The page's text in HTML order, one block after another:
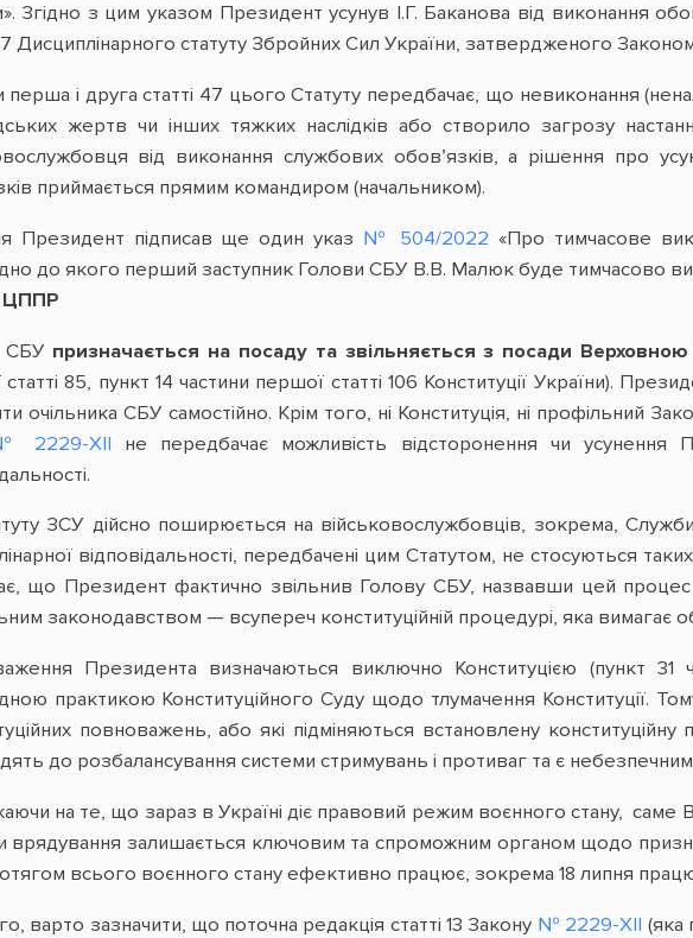
Згідно з цим указом Президент усунув І.Г. Баканова від виконання
Дисциплінарного статуту Збройних Сил України, затвердженого
перша і друга статті 47 цього Статуту передбачає, що невиконання
жертв чи інших тяжких наслідків або створило загрозу
від виконання службових обов’язків, а рішення про
приймається прямим командиром (начальником).
Президент підписав ще один указ № 504/2022 «Про тимчасове
до якого перший заступник Голови СБУ В.В. Малюк буде тимчасово
ЦППР
СБУ призначається на посаду та звільняється з посади
85, пункт 14 частини першої статті 106 Конституції України).
очільника СБУ самостійно. Крім того, ні Конституція, ні профільний
2229-XII не передбачає можливість відсторонення чи
ЗСУ дійсно поширюється на військовослужбовців, зокрема,
відповідальності, передбачені цим Статутом, не стосуються
що Президент фактично звільнив Голову СБУ, назвавши цей
законодавством — всупереч конституційній процедурі, яка
Президента визначаються виключно Конституцією (пункт
практикою Конституційного Суду щодо тлумачення Конституції.
повноважень, або які підміняються встановлену
до розбалансування системи стримувань і противаг та є
на те, що зараз в Україні діє правовий режим воєнного стану, саме
врядування залишається ключовим та спроможним органом щодо
всього воєнного стану ефективно працює, зокрема 18 липня
варто зазначити, що поточна редакція статті 13 Закону № 2229-XII (яка